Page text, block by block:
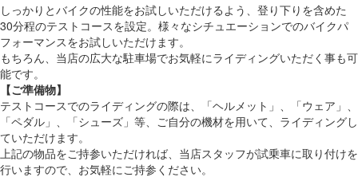
しっかりとバイクの性能をお試しいただけるよう、登り下りを含めた
30分程のテストコースを設定。様々なシチュエーションでのバイクパ
フォーマンスをお試しいただけます。
もちろん、当店の広大な駐車場でお気軽にライディングいただく事も可
能です。
【ご準備物】
テストコースでのライディングの際は、「ヘルメット」、「ウェア」、
「ペダル」、「シューズ」等、ご自分の機材を用いて、ライディングし
ていただけます。
上記の物品をご持参いただければ、当店スタッフが試乗車に取り付けを
行いますので、お気軽にご持参ください。